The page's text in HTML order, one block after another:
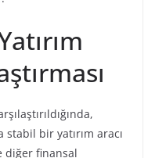
bir yatırım aracı
diğer finansal